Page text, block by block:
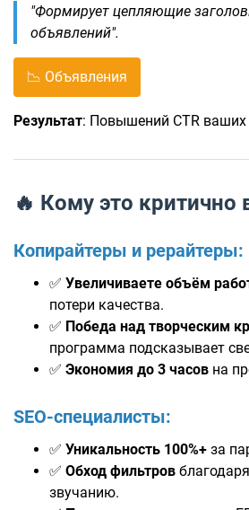
"Формирует цепляющие
объявлений".
📉 Объявления
Результат: Повышений CTR ваших
🔥 Кому это критично
Копирайтеры и рерайтеры:
✅ Увеличиваете объём
потери качества.
✅ Победа над творческим
программа подсказывает
✅ Экономия до 3 часов на
SEO-специалисты:
✅ Уникальность 100%+ за
✅ Обход фильтров
звучанию.